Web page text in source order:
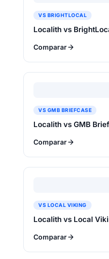
VS BRIGHTLOCAL
Localith vs
Comparar
VS GMB BRIEFCASE
Localith vs GMB
Comparar
VS LOCAL VIKING
Localith vs Local
Comparar